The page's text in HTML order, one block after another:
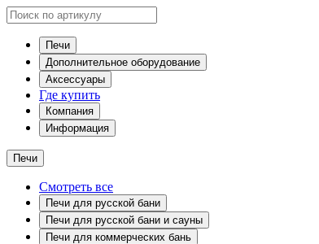
Печи
Дополнительное оборудование
Аксессуары
Где купить
Компания
Информация
Печи
Смотреть все
Печи для русской бани
Печи для русской бани и сауны
Печи для коммерческих бань